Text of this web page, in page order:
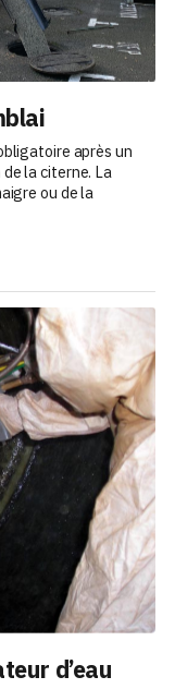
après un
de la citerne. La
ou de la
d’eau